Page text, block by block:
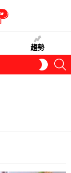
趨勢
SKIN